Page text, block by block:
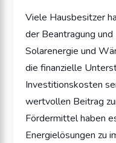
Viele Hausbesitzer
der Beantragung
Solarenergie und
die finanzielle
Investitionskosten
wertvollen Beitrag
Fördermittel haben
Energielösungen zu